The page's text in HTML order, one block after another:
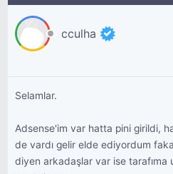
cculha
Selamlar.
Adsense'im var hatta pini girildi,
de vardı gelir elde ediyordum
diyen arkadaşlar var ise tarafıma